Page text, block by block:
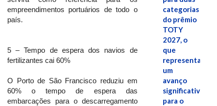
empreendimentos portuários de todo o
país.
5 – Tempo de espera dos navios de
fertilizantes cai 60%
O Porto de São Francisco reduziu em
60% o tempo de espera das
embarcações para o descarregamento
categorias
do prêmio
TOTY
2027, o
que
representa
um
avanço
significativo
para o